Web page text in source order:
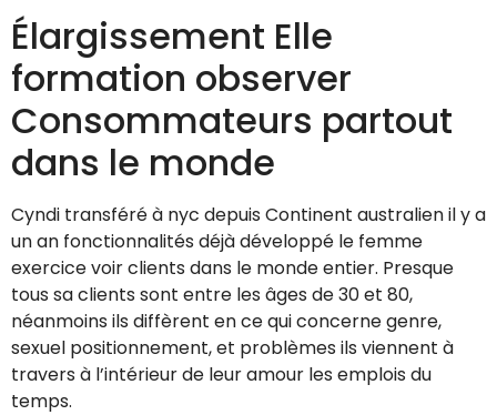
Élargissement Elle
formation observer
Consommateurs partout
dans le monde
Cyndi transféré à nyc depuis Continent australien il y a
un an fonctionnalités déjà développé le femme
exercice voir clients dans le monde entier. Presque
tous sa clients sont entre les âges de 30 et 80,
néanmoins ils diffèrent en ce qui concerne genre,
sexuel positionnement, et problèmes ils viennent à
travers à l’intérieur de leur amour les emplois du
temps.